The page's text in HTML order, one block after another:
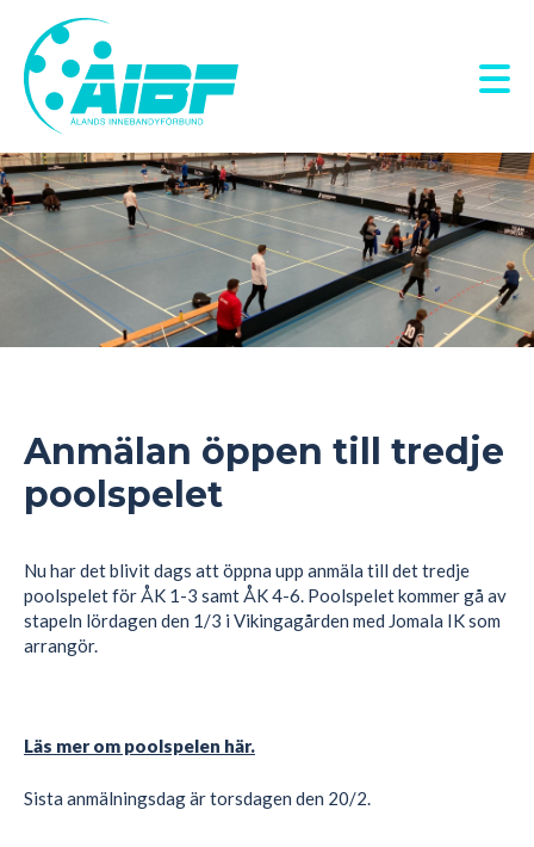
huvudinnehåll
Anmälan öppen till tredje
poolspelet
Nu har det blivit dags att öppna upp anmäla till det tredje
poolspelet för ÅK 1-3 samt ÅK 4-6. Poolspelet kommer gå av
stapeln lördagen den 1/3 i Vikingagården med Jomala IK som
arrangör.
Läs mer om poolspelen här.
Sista anmälningsdag är torsdagen den 20/2.